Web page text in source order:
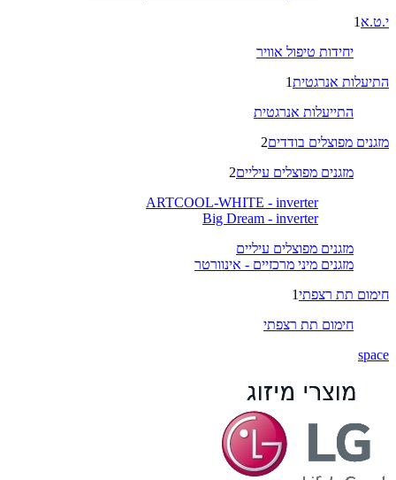
י.ט.א 1
יחידות טיפול אוויר
התיעלות אנרגטית1
התייעלות אנרגטית
מזגנים מפוצלים בודדים2
מזגנים מפוצלים עיליים2
ARTCOOL-WHITE - inverter
Big Dream - inverter
מזגנים מפוצלים עיליים
מזגנים מיני מרכזיים - אינוורטר
חימום תת רצפתי1
חימום תת רצפתי
space